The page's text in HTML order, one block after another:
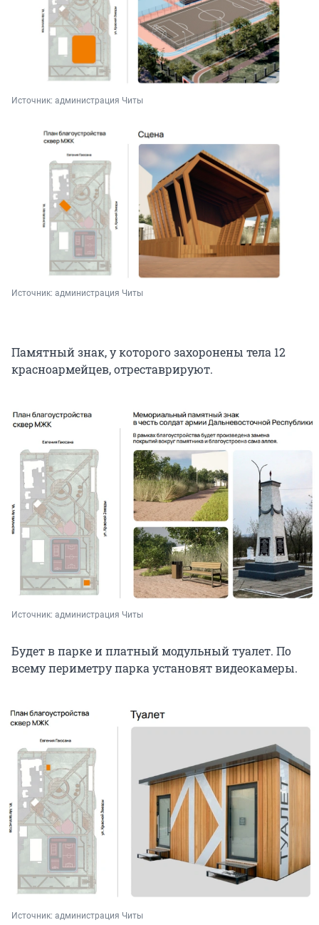
Источник: администрация Читы
Источник: администрация Читы
Памятный знак, у которого захоронены тела 12
красноармейцев, отреставрируют.
Источник: администрация Читы
Будет в парке и платный модульный туалет. По
всему периметру парка установят видеокамеры.
Источник: администрация Читы